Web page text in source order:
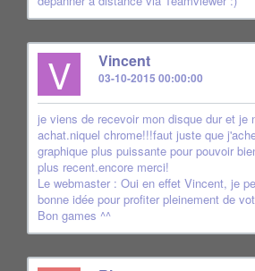
V Vincent
03-10-2015 00:00:00
je viens de recevoir mon disque dur et je
achat.niquel chrome!!!faut juste que
graphique plus puissante pour pouvoir
plus recent.encore merci!
Le webmaster : Oui en effet Vincent, je
bonne idée pour profiter pleinement de
Bon games ^^